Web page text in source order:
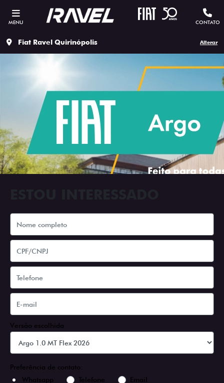
MENU CONTATO
Fiat Ravel Quirinópolis Alterar
Versão escolhida
Preferência de contato:
Whatsapp
Telefone Email